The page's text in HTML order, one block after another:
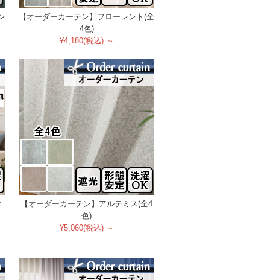
【オーダーカーテン】フローレント(全
4色)
¥4,180(税込) ～
【オーダーカーテン】アルテミス(全4
色)
¥5,060(税込) ～